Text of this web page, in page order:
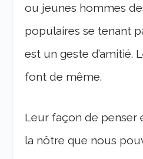
ou jeunes hommes
populaires se tenant
est un geste d’amitié.
font de même.
Leur façon de penser
la nôtre que nous